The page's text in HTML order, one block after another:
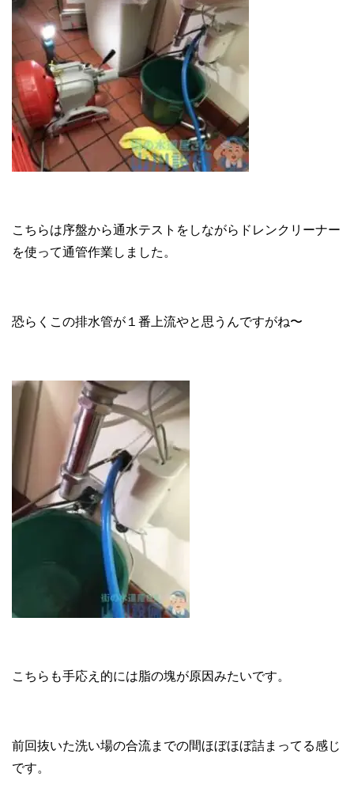
こちらは序盤から通水テストをしながらドレンクリーナー
を使って通管作業しました。
恐らくこの排水管が１番上流やと思うんですがね〜
こちらも手応え的には脂の塊が原因みたいです。
前回抜いた洗い場の合流までの間ほぼほぼ詰まってる感じ
です。